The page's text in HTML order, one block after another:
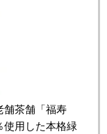
舗茶舗「福寿
使用した本格緑